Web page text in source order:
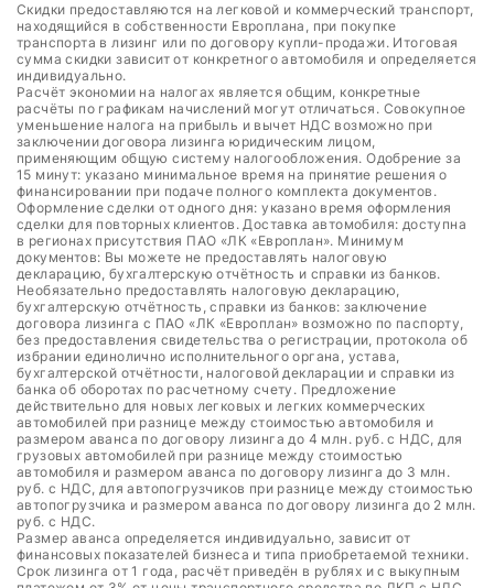
Скидки предоставляются на легковой и коммерческий транспорт,
находящийся в собственности Европлана, при покупке
транспорта в лизинг или по договору купли-продажи. Итоговая
сумма скидки зависит от конкретного автомобиля и определяется
индивидуально.
Расчёт экономии на налогах является общим, конкретные
расчёты по графикам начислений могут отличаться. Совокупное
уменьшение налога на прибыль и вычет НДС возможно при
заключении договора лизинга юридическим лицом,
применяющим общую систему налогообложения. Одобрение за
15 минут: указано минимальное время на принятие решения о
финансировании при подаче полного комплекта документов.
Оформление сделки от одного дня: указано время оформления
сделки для повторных клиентов. Доставка автомобиля: доступна
в регионах присутствия ПАО «ЛК «Европлан». Минимум
документов: Вы можете не предоставлять налоговую
декларацию, бухгалтерскую отчётность и справки из банков.
Необязательно предоставлять налоговую декларацию,
бухгалтерскую отчётность, справки из банков: заключение
договора лизинга с ПАО «ЛК «Европлан» возможно по паспорту,
без предоставления свидетельства о регистрации, протокола об
избрании единолично исполнительного органа, устава,
бухгалтерской отчётности, налоговой декларации и справки из
банка об оборотах по расчетному счету. Предложение
действительно для новых легковых и легких коммерческих
автомобилей при разнице между стоимостью автомобиля и
размером аванса по договору лизинга до 4 млн. руб. с НДС, для
грузовых автомобилей при разнице между стоимостью
автомобиля и размером аванса по договору лизинга до 3 млн.
руб. с НДС, для автопогрузчиков при разнице между стоимостью
автопогрузчика и размером аванса по договору лизинга до 2 млн.
руб. с НДС.
Размер аванса определяется индивидуально, зависит от
финансовых показателей бизнеса и типа приобретаемой техники.
Срок лизинга от 1 года, расчёт приведён в рублях и с выкупным